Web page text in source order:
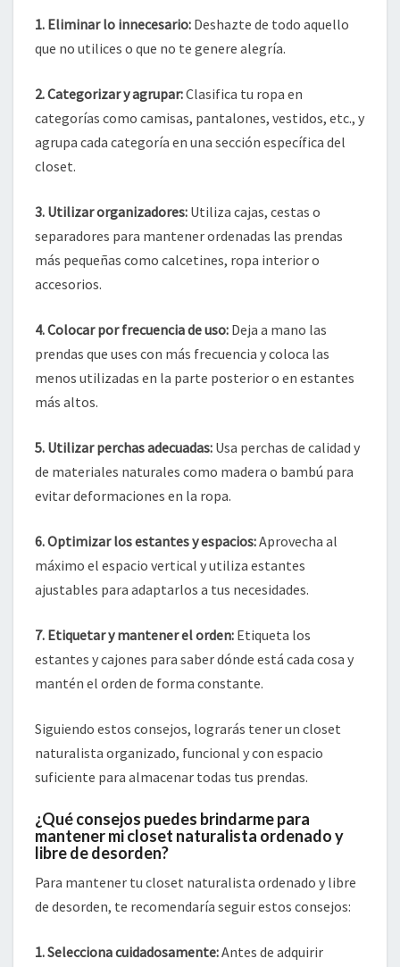
1. Eliminar lo innecesario: Deshazte de todo aquello
que no utilices o que no te genere alegría.
2. Categorizar y agrupar:Clasifica tu ropa en
categorías como camisas, pantalones, vestidos, etc., y
agrupa cada categoría en una sección específica del
closet.
3. Utilizar organizadores: Utiliza cajas, cestas o
separadores para mantener ordenadas las prendas
más pequeñas como calcetines, ropa interior o
accesorios.
4. Colocar por frecuencia de uso: Deja a mano las
prendas que uses con más frecuencia y coloca las
menos utilizadas en la parte posterior o en estantes
más altos.
5. Utilizar perchas adecuadas: Usa perchas de calidad y
de materiales naturales como madera o bambú para
evitar deformaciones en la ropa.
6. Optimizar los estantes y espacios:Aprovecha al
máximo el espacio vertical y utiliza estantes
ajustables para adaptarlos a tus necesidades.
7. Etiquetar y mantener el orden: Etiqueta los
estantes y cajones para saber dónde está cada cosa y
mantén el orden de forma constante.
Siguiendo estos consejos, lograrás tener un closet
naturalista organizado, funcional y con espacio
suficiente para almacenar todas tus prendas.
¿Qué consejos puedes brindarme para
mantener mi closet naturalista ordenado y
libre de desorden?
Para mantener tu closet naturalista ordenado y libre
de desorden, te recomendaría seguir estos consejos:
1.Selecciona cuidadosamente:Antes de adquirir